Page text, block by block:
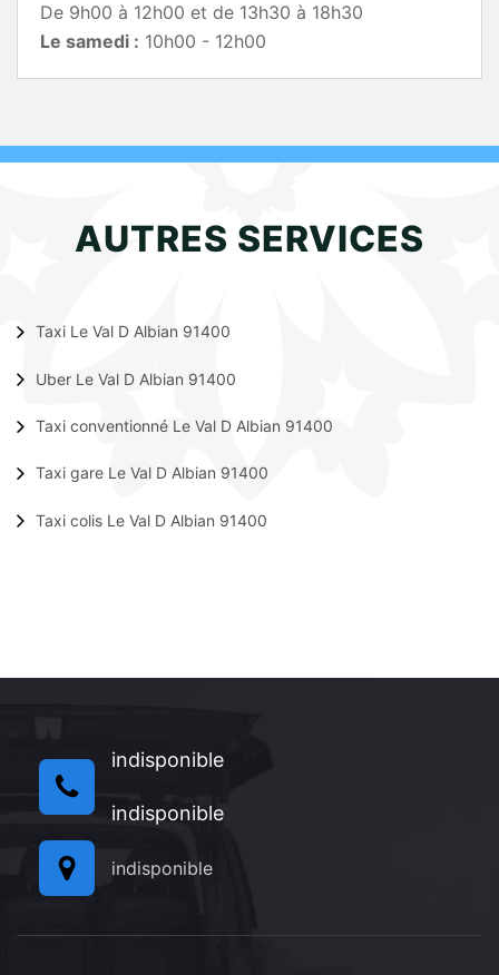
De 9h00 à 12h00 et de 13h30 à 18h30
Le samedi : 10h00 - 12h00
AUTRES SERVICES
Taxi Le Val D Albian 91400
Uber Le Val D Albian 91400
Taxi conventionné Le Val D Albian 91400
Taxi gare Le Val D Albian 91400
Taxi colis Le Val D Albian 91400
indisponible
indisponible
indisponible